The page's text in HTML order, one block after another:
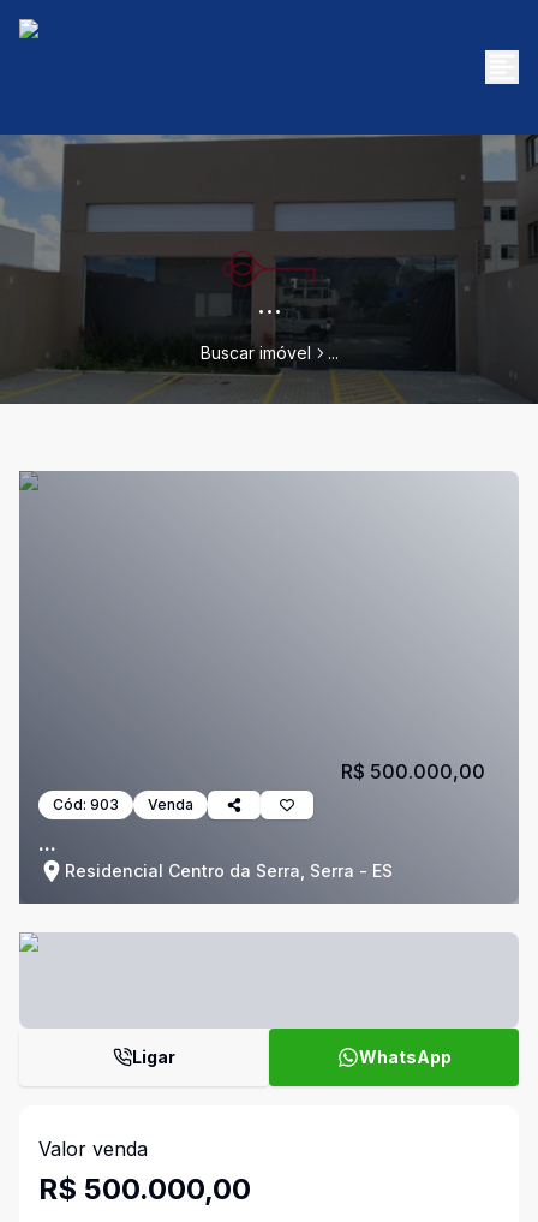
...
Buscar imóvel ...
Cód: 903 Venda
...
Residencial Centro da Serra, Serra - ES
R$ 500.000,00
Ligar WhatsApp
Valor venda
R$ 500.000,00